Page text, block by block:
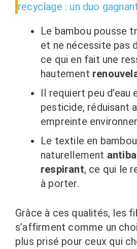
recyclage : un duo
Le bambou pousse
et ne nécessite pas
ce qui en fait une
hautement
Il requiert peu d’eau
pesticide, réduisant
empreinte
Le textile en
naturellement
respirant, ce qui le
à porter.
Grâce à ces qualités, les
s’affirment comme un
plus prisé pour ceux qui